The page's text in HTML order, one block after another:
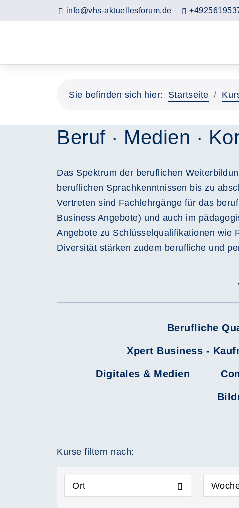
info@vhs-aktuellesforum.de
Sie befinden sich hier: Startseite
Beruf · Medien ·
Das Spektrum der beruflichen
beruflichen Sprachkenntnissen bis zu
Vertreten sind Fachlehrgänge für das
Business Angebote) und auch im
Angebote zu Schlüsselqualifikationen wie
Diversität stärken zudem berufliche und
Berufliche
Xpert Business -
Digitales & Medien
Kurse filtern nach:
Ort